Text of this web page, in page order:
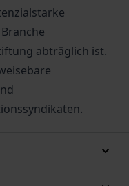
abträglich ist.